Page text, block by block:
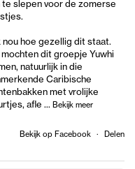
te slepen voor de zomerse
nou hoe gezellig dit staat.
mochten dit groepje Yuwhi
natuurlijk in die
Caribische
met vrolijke
afle ... Bekijk meer
Bekijk op Facebook · Delen